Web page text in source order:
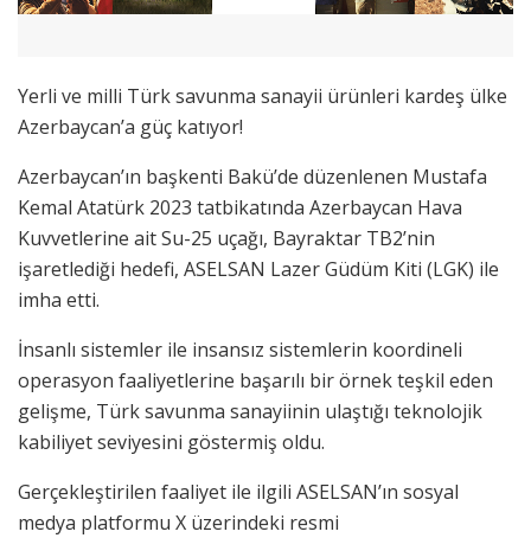
Yerli ve milli Türk savunma sanayii ürünleri kardeş ülke
Azerbaycan’a güç katıyor!
Azerbaycan’ın başkenti Bakü’de düzenlenen Mustafa
Kemal Atatürk 2023 tatbikatında Azerbaycan Hava
Kuvvetlerine ait Su-25 uçağı, Bayraktar TB2’nin
işaretlediği hedefi, ASELSAN Lazer Güdüm Kiti (LGK) ile
imha etti.
İnsanlı sistemler ile insansız sistemlerin koordineli
operasyon faaliyetlerine başarılı bir örnek teşkil eden
gelişme, Türk savunma sanayiinin ulaştığı teknolojik
kabiliyet seviyesini göstermiş oldu.
Gerçekleştirilen faaliyet ile ilgili ASELSAN’ın sosyal
medya platformu X üzerindeki resmi